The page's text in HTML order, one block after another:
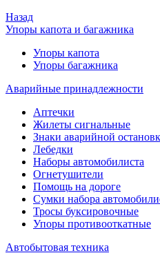
Назад
Упоры капота и багажника
Упоры капота
Упоры багажника
Аварийные принадлежности
Аптечки
Жилеты сигнальные
Знаки аварийной
Лебедки
Наборы автомобилиста
Огнетушители
Помощь на дороге
Сумки набора
Тросы буксировочные
Упоры противооткатные
Автобытовая техника